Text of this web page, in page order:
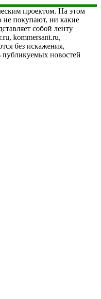
проектом. На этом
не покупают, ни какие
собой ленту
kommersant.ru,
без искажения,
публикуемых новостей